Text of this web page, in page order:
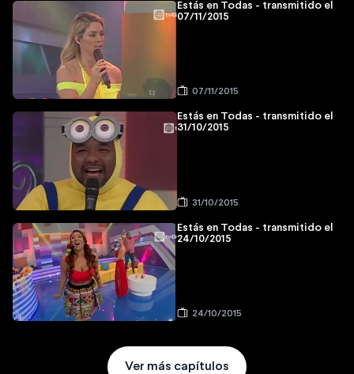
Estás en Todas - transmitido el
07/11/2015
07/11/2015
Estás en Todas - transmitido el
31/10/2015
31/10/2015
Estás en Todas - transmitido el
24/10/2015
24/10/2015
Ver más capítulos